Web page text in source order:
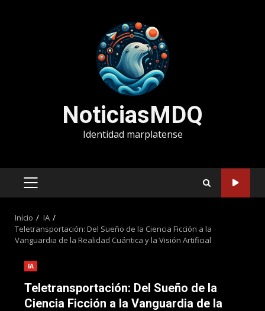
NoticiasMDQ
Identidad marplatense
MENÚ
Inicio
IA
Teletransportación: Del Sueño de la Ciencia Ficción a la
Vanguardia de la Realidad Cuántica y la Visión Artificial
IA
Teletransportación: Del Sueño de la
Ciencia Ficción a la Vanguardia de la